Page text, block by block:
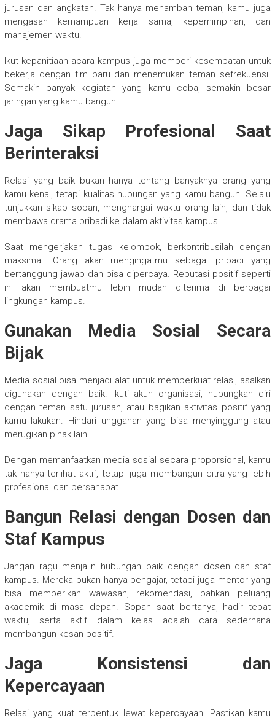
jurusan dan angkatan. Tak hanya menambah teman, kamu juga
mengasah kemampuan kerja sama, kepemimpinan, dan
manajemen waktu.
Ikut kepanitiaan acara kampus juga memberi kesempatan untuk
bekerja dengan tim baru dan menemukan teman sefrekuensi.
Semakin banyak kegiatan yang kamu coba, semakin besar
jaringan yang kamu bangun.
Jaga Sikap Profesional Saat
Berinteraksi
Relasi yang baik bukan hanya tentang banyaknya orang yang
kamu kenal, tetapi kualitas hubungan yang kamu bangun. Selalu
tunjukkan sikap sopan, menghargai waktu orang lain, dan tidak
membawa drama pribadi ke dalam aktivitas kampus.
Saat mengerjakan tugas kelompok, berkontribusilah dengan
maksimal. Orang akan mengingatmu sebagai pribadi yang
bertanggung jawab dan bisa dipercaya. Reputasi positif seperti
ini akan membuatmu lebih mudah diterima di berbagai
lingkungan kampus.
Gunakan Media Sosial Secara
Bijak
Media sosial bisa menjadi alat untuk memperkuat relasi, asalkan
digunakan dengan baik. Ikuti akun organisasi, hubungkan diri
dengan teman satu jurusan, atau bagikan aktivitas positif yang
kamu lakukan. Hindari unggahan yang bisa menyinggung atau
merugikan pihak lain.
Dengan memanfaatkan media sosial secara proporsional, kamu
tak hanya terlihat aktif, tetapi juga membangun citra yang lebih
profesional dan bersahabat.
Bangun Relasi dengan Dosen dan
Staf Kampus
Jangan ragu menjalin hubungan baik dengan dosen dan staf
kampus. Mereka bukan hanya pengajar, tetapi juga mentor yang
bisa memberikan wawasan, rekomendasi, bahkan peluang
akademik di masa depan. Sopan saat bertanya, hadir tepat
waktu, serta aktif dalam kelas adalah cara sederhana
membangun kesan positif.
Jaga Konsistensi dan
Kepercayaan
Relasi yang kuat terbentuk lewat kepercayaan. Pastikan kamu